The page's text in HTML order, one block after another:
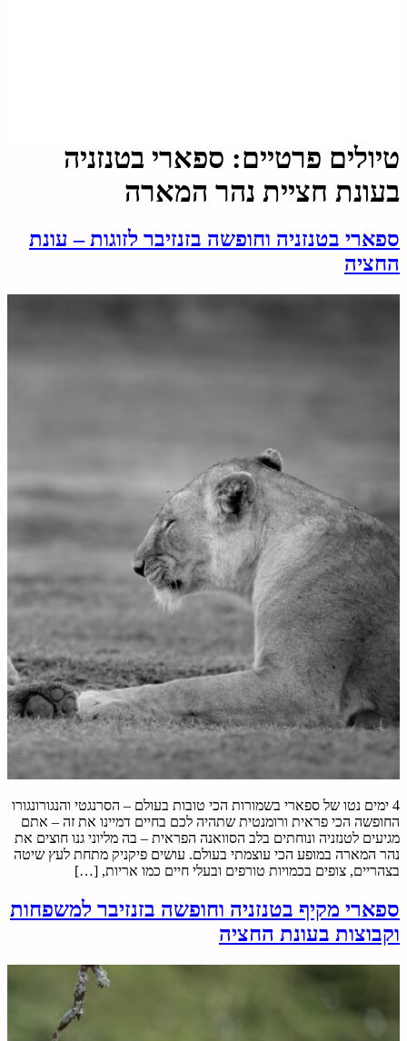
טיולים פרטיים: ספארי בטנזניה
בעונת חציית נהר המארה
ספארי בטנזניה וחופשה בזנזיבר לזוגות – עונת
החציה
4 ימים נטו של ספארי בשמורות הכי טובות בעולם – הסרנגטי והנגורונגורו
החופשה הכי פראית ורומנטית שתהיה לכם בחיים דמיינו את זה – אתם
מגיעים לטנזניה ונוחתים בלב הסוואנה הפראית – בה מליוני גנו חוצים את
נהר המארה במופע הכי עוצמתי בעולם. עושים פיקניק מתחת לעץ שיטה
בצהריים, צופים בכמויות טורפים ובעלי חיים כמו אריות, […]
ספארי מקיף בטנזניה וחופשה בזנזיבר למשפחות
וקבוצות בעונת החציה